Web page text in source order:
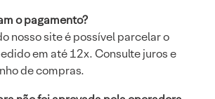
o pagamento?
nosso site é possível parcelar o
em até 12x. Consulte juros e
de compras.